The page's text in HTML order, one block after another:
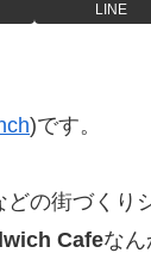
LINE
)です。
どの街づくり
Cafeなん